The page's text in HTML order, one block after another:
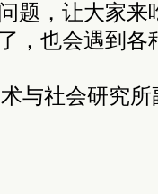
题，让大家来
，也会遇到各
与社会研究所